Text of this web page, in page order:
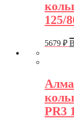
125/
5679 ₽
PR3